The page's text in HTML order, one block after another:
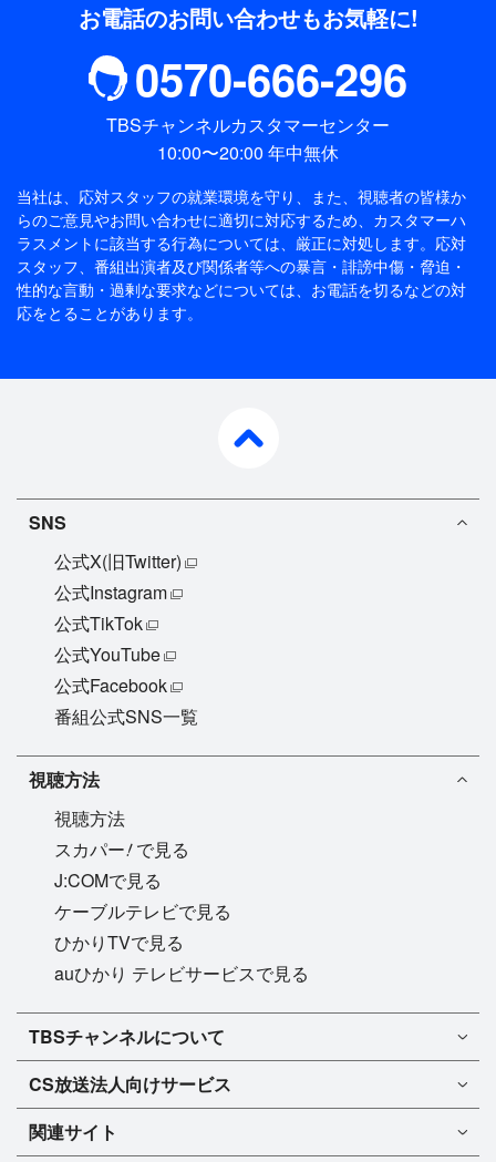
お電話のお問い合わせもお気軽に!
0570-666-296
TBSチャンネルカスタマーセンター
10:00〜20:00 年中無休
当社は、応対スタッフの就業環境を守り、また、視聴者の皆様か
らのご意見やお問い合わせに適切に対応するため、 カスタマーハ
ラスメントに該当する行為については、厳正に対処します。応対
スタッフ、番組出演者及び関係者等への暴言・誹謗中傷・脅迫・
性的な言動・過剰な要求などについては、お電話を切るなどの対
応をとることがあります。
SNS
公式X(旧Twitter)
公式Instagram
公式TikTok
公式YouTube
公式Facebook
番組公式SNS一覧
視聴方法
視聴方法
スカパー!で見る
J:COMで見る
ケーブルテレビで見る
ひかりTVで見る
auひかり テレビサービスで見る
TBSチャンネル1
TBSチャンネル2
マンスリーガイド［PDF］
TBSチャンネルについて
TBSチャンネルについて
FAQ・よくあるご質問
インフォメーション
CS放送法人向けサービス
法人向けサービスについて
TBSチャンネル1
TBSチャンネル2
ドラマ
バラエティ
関連サイト